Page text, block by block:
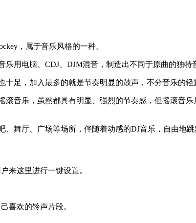
，属于音乐风格的一种。
用电脑、CDJ、DJM混音，制造出不同于原曲的独特
十足，加入最多的就是节奏明显的鼓声，不分音乐的
滚音乐，虽然都具有明显、强烈的节奏感，但摇滚音
舞厅、广场等场所，伴随着动感的DJ音乐，自由地跳
来这里进行一键设置。
喜欢的铃声片段。